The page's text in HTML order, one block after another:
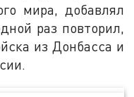
мира, добавлял
раз повторил,
из Донбасса и